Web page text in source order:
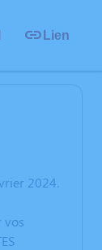
Lien
2024.
vos